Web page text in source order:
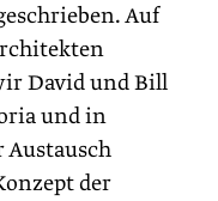
Auf
David und Bill
und in
der